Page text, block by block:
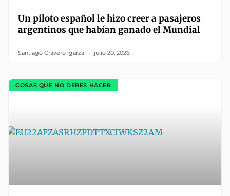
Un piloto español le hizo creer a pasajeros
argentinos que habían ganado el Mundial
Santiago Cravero Igarza julio 20, 2026
COSAS QUE NO DEBES HACER